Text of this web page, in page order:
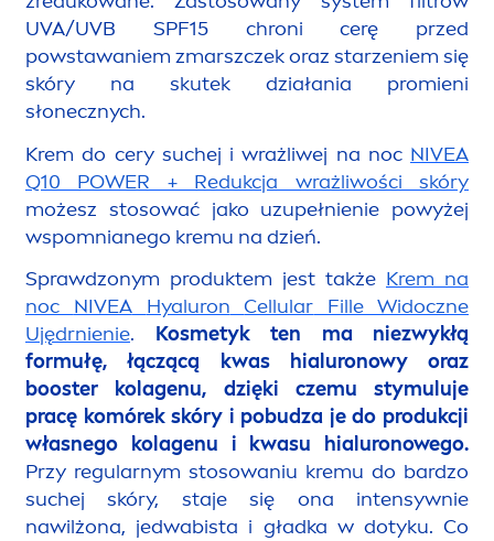
UVA/UVB SPF15 chroni cerę przed
powstawaniem zmarszczek oraz starzeniem się
skóry na skutek działania promieni
słonecznych.
Krem do cery suchej i wrażliwej na noc NIVEA
Q10 POWER + Redukcja wrażliwości skóry
możesz stosować jako uzupełnienie powyżej
wspomnianego kremu na dzień.
Sprawdzonym produktem jest także Krem na
noc NIVEA Hyaluron Cellular Fille Widoczne
Ujędrnienie. Kosmetyk ten ma niezwykłą
formułę, łączącą kwas hialuronowy oraz
booster kolagenu, dzięki czemu stymuluje
pracę komórek skóry i pobudza je do produkcji
własnego kolagenu i kwasu hialuronowego.
Przy regularnym stosowaniu kremu do bardzo
suchej skóry, staje się ona intensywnie
nawilżona, jedwabista i gładka w dotyku. Co